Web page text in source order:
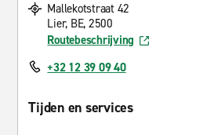
Mallekotstraat 42
Lier, BE, 2500
Routebeschrijving
+32 12 39 09 40
Tijden en services